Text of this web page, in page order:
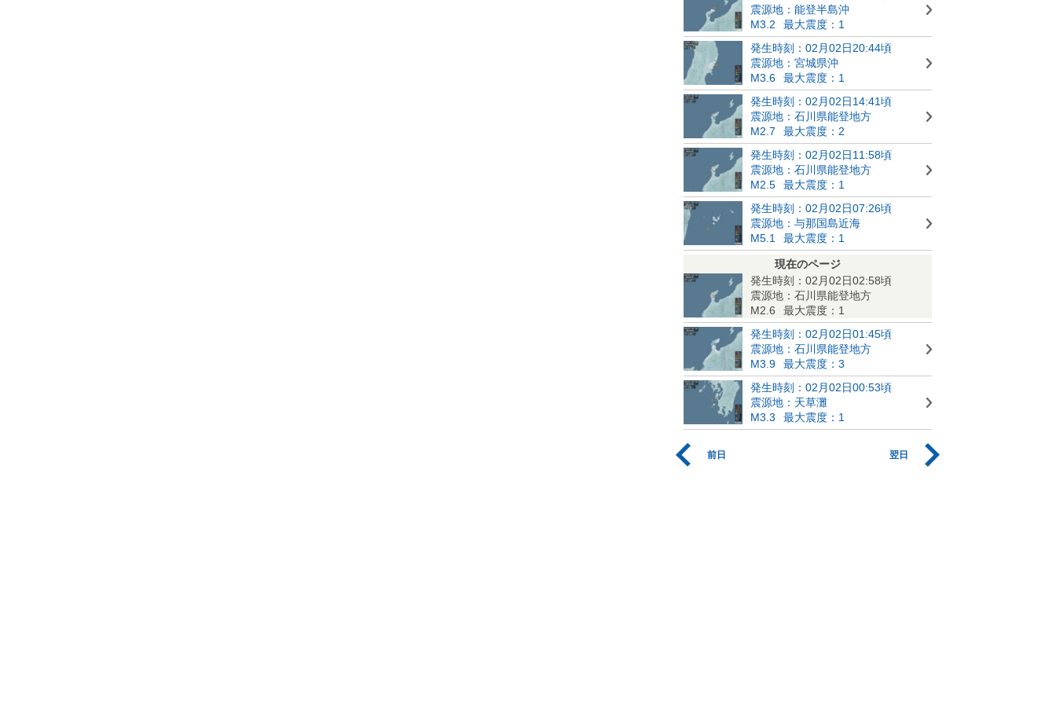
震源地：能登半島沖
M3.2
最大震度：1
発生時刻：02月02日20:44頃
震源地：宮城県沖
M3.6
最大震度：1
発生時刻：02月02日14:41頃
震源地：石川県能登地方
M2.7
最大震度：2
発生時刻：02月02日11:58頃
震源地：石川県能登地方
M2.5
最大震度：1
発生時刻：02月02日07:26頃
震源地：与那国島近海
M5.1
最大震度：1
現在のページ
発生時刻：02月02日02:58頃
震源地：石川県能登地方
M2.6
最大震度：1
発生時刻：02月02日01:45頃
震源地：石川県能登地方
M3.9
最大震度：3
発生時刻：02月02日00:53頃
震源地：天草灘
M3.3
最大震度：1
前日 翌日